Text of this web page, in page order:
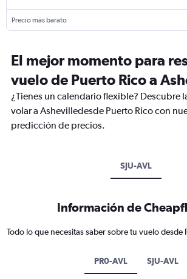
Precio más barato
El mejor momento para
vuelo de Puerto Rico a
¿Tienes un calendario flexible? Descubre
volar a Ashevilledesde Puerto Rico con
predicción de precios.
SJU-AVL
Información de
Todo lo que necesitas saber sobre tu vuelo desde
PR0-AVL SJU-AVL